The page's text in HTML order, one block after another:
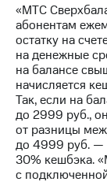
и акционерам
«МТС
абонентам
остатку на
на денежные
на балансе
начисляется
Так, если на
до 2999 руб.,
от разницы
до 4999 руб. —
30% кешбэка.
с